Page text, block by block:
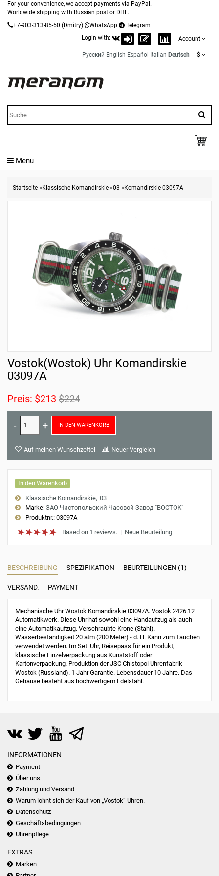
For your convenience, we accept payments via PayPal.
Worldwide shipping with Russian post or DHL.
+7-903-313-85-50 (Dmitry) WhatsApp
Telegram
Login with:
Account
Русский English Español Italian Deutsch $
Menu
Startseite » Klassische Komandirskie »03 » Komandirskie 03097A
Vostok(Wostok) Uhr Komandirskie
03097A
Preis: $213 $224
IN DEN WARENKORB
Auf meinen Wunschzettel Neuer Vergleich
In den Warenkorb
Klassische Komandirskie 03
Marke: ЗАО Чистопольский Часовой Завод "ВОСТОК"
Produktnr.: 03097A
Based on 1 reviews. | Neue Beurteilung
BESCHREIBUNG SPEZIFIKATION BEURTEILUNGEN (1)
VERSAND. PAYMENT
Mechanische Uhr Wostok Komandirskie 03097A. Vostok 2426.12
Automatikwerk. Diese Uhr hat sowohl eine Handaufzug als auch
eine Automatikaufzug. Verschraubte Krone (Stahl).
Wasserbeständigkeit 20 atm (200 Meter) - d. H. Kann zum Tauchen
verwendet werden. Im Set: Uhr, Reisepass für ein Produkt,
klassische Einzelverpackung aus Kunststoff oder
Kartonverpackung. Produktion der JSC Chistopol Uhrenfabrik
Wostok (Russland). 1 Jahr Garantie. Lebensdauer 10 Jahre. Das
Gehäuse besteht aus hochwertigem Edelstahl.
INFORMATIONEN
Payment
Über uns
Zahlung und Versand
Warum lohnt sich der Kauf von „Vostok“ Uhren.
Datenschutz
Geschäftsbedingungen
Uhrenpflege
EXTRAS
Marken